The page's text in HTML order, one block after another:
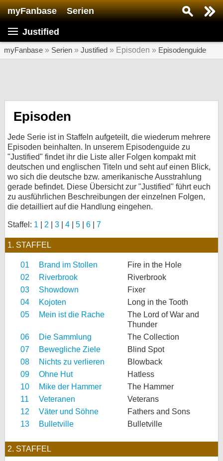
myFanbase Serien
Justified
myFanbase » Serien » Justified » Episoden » Episodenguide
Episoden
Jede Serie ist in Staffeln aufgeteilt, die wiederum mehrere
Episoden beinhalten. In unserem Episodenguide zu
"Justified" findet ihr die Liste aller Folgen kompakt mit
deutschen und englischen Titeln und seht auf einen Blick,
wo sich die deutsche bzw. amerikanische Ausstrahlung
gerade befindet. Diese Übersicht zur "Justified" führt euch
zu ausführlichen Beschreibungen der einzelnen Folgen,
die detailliert auf die Handlung eingehen.
Staffel: 1 2 3 4 5 6 7
1. STAFFEL
01 Brand im Stollen
Fire in the Hole
02
Riverbrook
Riverbrook
03
Showdown
Fixer
04
Kojoten
Long in the Tooth
05
Mein ist die Rache
The Lord of War and
Thunder
06
Die Sammlung
The Collection
07
Bewegliche Ziele
Blind Spot
08
Nichts zu verlieren
Blowback
09
Ohne Hut
Hatless
10
Mike der Hammer
The Hammer
11
Veteranen
Veterans
12
Väter und Söhne
Fathers and Sons
13
Bulletville Bulletville
2. STAFFEL
Serie suchen...
SERIEN
KULTUR
Specials
SERVICE
Gewinnspiele
bei X
Kontakt
Nutzungsbedingungen
Datenschutz
Cookie-Einstellungen
Impressum